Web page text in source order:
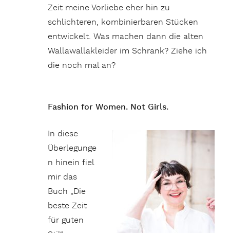
Zeit meine Vorliebe eher hin zu
schlichteren, kombinierbaren Stücken
entwickelt. Was machen dann die alten
Wallawallakleider im Schrank? Ziehe ich
die noch mal an?
Fashion for Women. Not Girls.
In diese
Überlegunge
n hinein fiel
mir das
Buch „Die
beste Zeit
für guten